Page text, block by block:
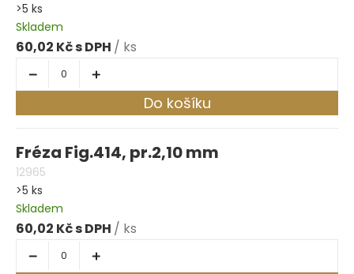
>5 ks
Skladem
60,02 Kč / ks
Do košíku
Fréza Fig.414, pr.2,10 mm
12965
>5 ks
Skladem
60,02 Kč / ks